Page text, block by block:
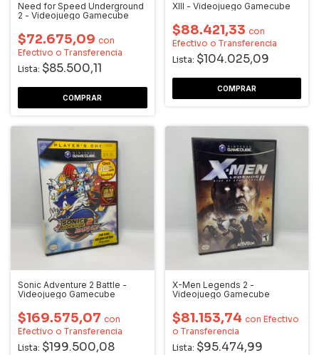
Need for Speed Underground
2 - Videojuego Gamecube
$72.675,09 con
Efectivo o Transferencia
Lista: $85.500,11
XIII - Videojuego Gamecube
$88.421,33 con
Efectivo o Transferencia
Lista: $104.025,09
Sonic Adventure 2 Battle -
Videojuego Gamecube
$169.575,07 con
Efectivo o Transferencia
Lista: $199.500,08
X-Men Legends 2 -
Videojuego Gamecube
$81.153,74 con Efectivo
o Transferencia
Lista: $95.474,99